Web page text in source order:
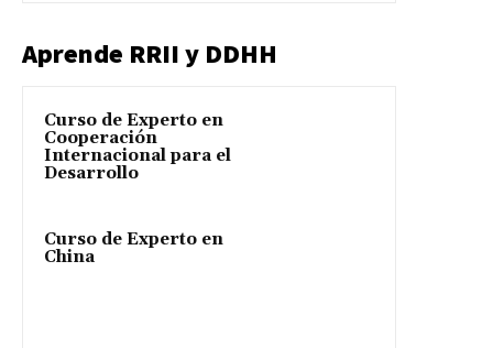
Aprende RRII y DDHH
Curso de Experto en
Cooperación
Internacional para el
Desarrollo
Curso de Experto en
China